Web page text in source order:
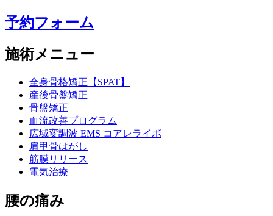
予約フォーム
施術メニュー
全身骨格矯正【SPAT】
産後骨盤矯正
骨盤矯正
血流改善プログラム
広域変調波 EMS コアレライボ
肩甲骨はがし
筋膜リリース
電気治療
腰の痛み